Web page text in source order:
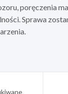
poręczenia
Sprawa